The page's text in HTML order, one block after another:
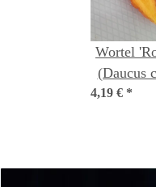
Wortel
(Daucus
4,19 € *